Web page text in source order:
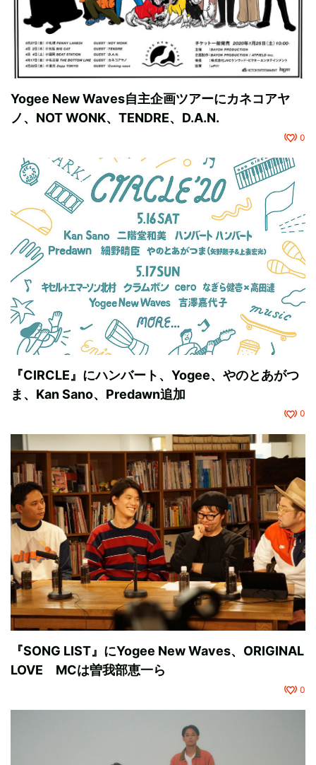
Yogee New Waves自主企画ツアーにカネコアヤ
ノ、NOT WONK、TENDRE、D.A.N.
0
『CIRCLE』にハンバート、Yogee、やのとあがつ
ま、Kan Sano、Predawn追加
0
『SONG LIST』にYogee New Waves、ORIGINAL
LOVE MCは曽我部恵一ら
0